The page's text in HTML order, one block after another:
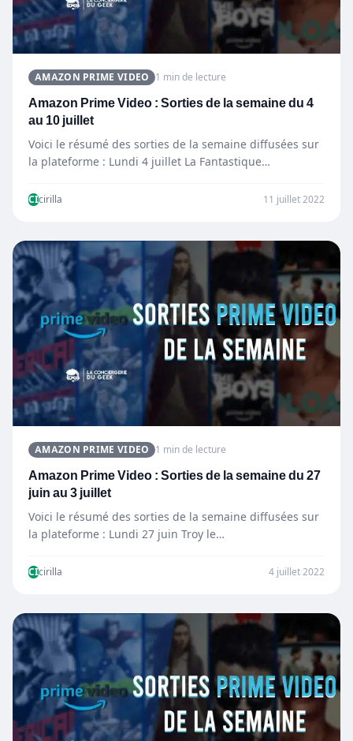
AMAZON PRIME VIDEO 1 min de lecture
Amazon Prime Video : Sorties de la semaine du 4
au 10 juillet
Voici le résumé des sorties de la semaine diffusées sur
la plateforme : Lundi 4 juillet La Fantastique…
CIcirilla 11 juillet 2022
AMAZON PRIME VIDEO 1 min de lecture
Amazon Prime Video : Sorties de la semaine du 27
juin au 3 juillet
Voici le résumé des sorties de la semaine diffusées sur
la plateforme : Lundi 27 juin Troy le…
CIcirilla 4 juillet 2022